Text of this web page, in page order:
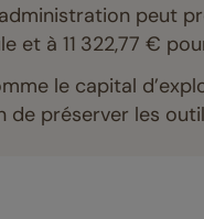
peut
et à 11 322,77 €
le capital
de préserver les